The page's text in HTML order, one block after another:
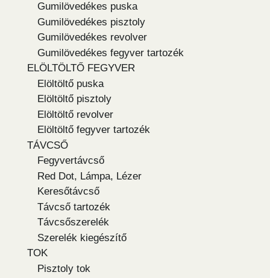
Gumilövedékes puska
Gumilövedékes pisztoly
Gumilövedékes revolver
Gumilövedékes fegyver tartozék
ELÖLTÖLTŐ FEGYVER
Elöltöltő puska
Elöltöltő pisztoly
Elöltöltő revolver
Elöltöltő fegyver tartozék
TÁVCSŐ
Fegyvertávcső
Red Dot, Lámpa, Lézer
Keresőtávcső
Távcső tartozék
Távcsőszerelék
Szerelék kiegészítő
TOK
Pisztoly tok